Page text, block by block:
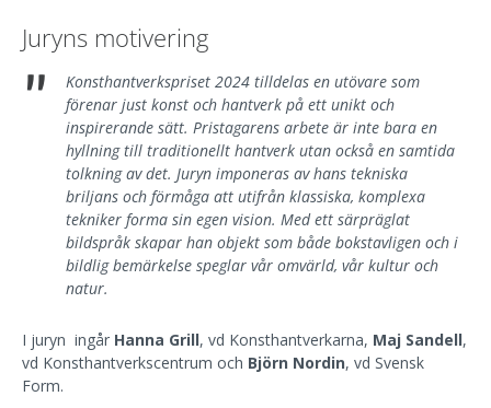
Juryns motivering
"
Konsthantverkspriset 2024 tilldelas en utövare som
förenar just konst och hantverk på ett unikt och
inspirerande sätt. Pristagarens arbete är inte bara en
hyllning till traditionellt hantverk utan också en samtida
tolkning av det. Juryn imponeras av hans tekniska
briljans och förmåga att utifrån klassiska, komplexa
tekniker forma sin egen vision. Med ett särpräglat
bildspråk skapar han objekt som både bokstavligen och i
bildlig bemärkelse speglar vår omvärld, vår kultur och
natur.
I juryn ingår Hanna Grill, vd Konsthantverkarna, Maj Sandell,
vd Konsthantverkscentrum och Björn Nordin, vd Svensk
Form.